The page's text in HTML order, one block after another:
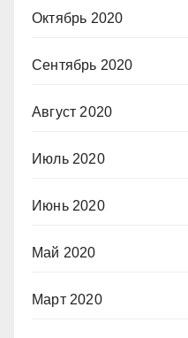
Октябрь 2020
Сентябрь 2020
Август 2020
Июль 2020
Июнь 2020
Май 2020
Март 2020